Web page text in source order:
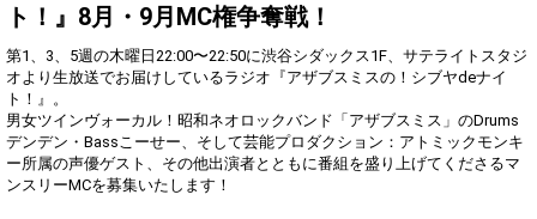
Gifting
Throw gifts to the stage and join
the live performance.
First, try throwing free Stars
(once a day)! You can also charge
Show Gold to purchase gifts
(available from 1 JPY)! When you
continue to send gifts to the
You can post comments. Please
that may offend performers or
other users.
ト！』8月・9月MC権争奪戦！
第1、3、5週の木曜日22:00〜22:50に渋谷シダックス1F、サテライトスタジ
オより生放送でお届けしているラジオ『アザブスミスの！シブヤdeナイ
ト！』。
男女ツインヴォーカル！昭和ネオロックバンド「アザブスミス」のDrums
デンデン・Bassこーせー、そして芸能プロダクション：アトミックモンキ
ー所属の声優ゲスト、その他出演者とともに番組を盛り上げてくださるマ
ンスリーMCを募集いたします！